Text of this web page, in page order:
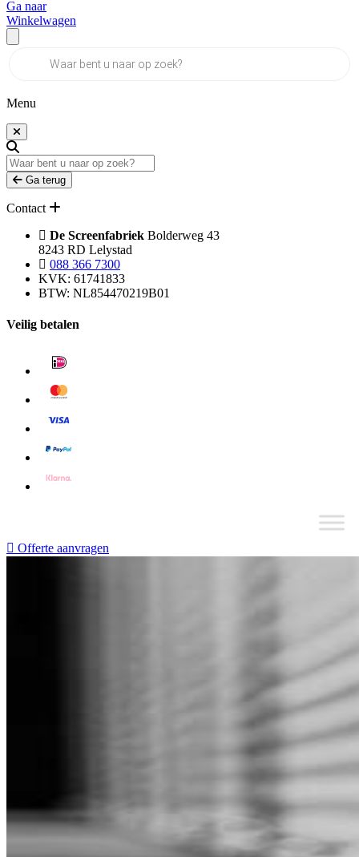
Ga naar
Winkelwagen
Menu
Ga terug
Contact
De Screenfabriek Bolderweg 43
8243 RD Lelystad
088 366 7300
KVK: 61741833
BTW: NL854470219B01
Veilig betalen
Offerte aanvragen